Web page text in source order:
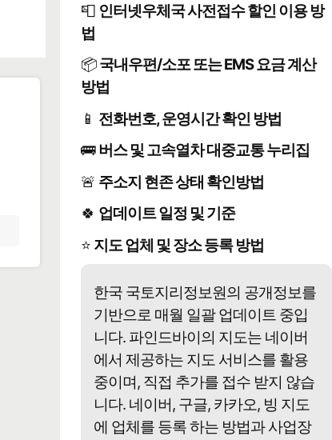
📮 인터넷우체국 사전접수 할인 이용 방
법
📦국내우편/소포 또는 EMS 요금 계산
방법
📱 전화번호, 운영시간 확인 방법
🚌버스 및 고속열차 대중교통 누리집
🚨 주소지 현존 상태 확인방법
🍀 업데이트 일정 및 기준
⭐ 지도 업체 및 장소 등록 방법
한국 국토지리정보원의 공개정보를
기반으로 매월 일괄 업데이트 중입
니다. 파인드바이의 지도는 네이버
에서 제공하는 지도 서비스를 활용
중이며, 직접 추가를 접수 받지 않습
니다. 네이버, 구글, 카카오, 빙 지도
에 업체를 등록 하는 방법과 사업장